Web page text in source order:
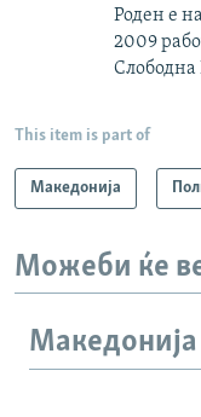
Роден е
2009
Слободна
This item is part of
Македонија
Можеби ќе
Македонија